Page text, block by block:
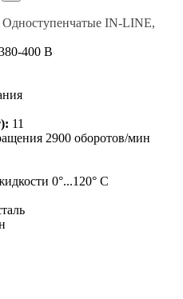
IN-LINE,
400 В
11
2900 оборотов/мин
0°...120° C